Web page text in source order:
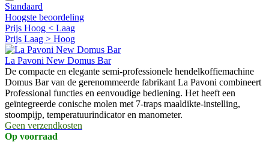
Standaard
Hoogste beoordeling
Prijs Hoog < Laag
Prijs Laag > Hoog
La Pavoni New Domus Bar
De compacte en elegante semi-professionele hendelkoffiemachine
Domus Bar van de gerenommeerde fabrikant La Pavoni combineert
Professional functies en eenvoudige bediening. Het heeft een
geïntegreerde conische molen met 7-traps maaldikte-instelling,
stoompijp, temperatuurindicator en manometer.
Geen verzendkosten
Op voorraad